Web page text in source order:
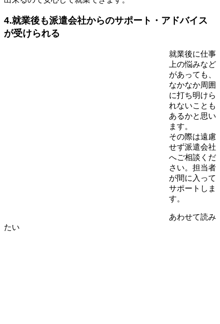
4.就業後も派遣会社からのサポート・アドバイス
が受けられる
就業後に仕事
上の悩みなど
があっても、
なかなか周囲
に打ち明けら
れないことも
あるかと思い
ます。
その際は遠慮
せず派遣会社
へご相談くだ
さい。担当者
が間に入って
サポートしま
す。
あわせて読み
たい